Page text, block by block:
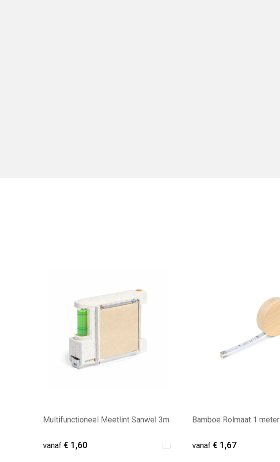
Multifunctioneel Meetlint Sanwel 3m
vanaf € 1,60
Bamboe Rolmaat 1 meter
vanaf€ 1,67